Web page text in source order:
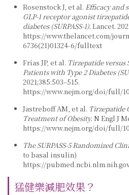
Rosenstock J, et al. Efficacy and
GLP‑1 receptor agonist
diabetes (SURPASS‑1). Lancet.
https://www.thelancet.com/
6736(21)01324-6/fulltext
Frías JP, et al. Tirzepatide versus
Patients with Type 2 Diabetes
2021;385:503–515.
https://www.nejm.org/doi/full/
Jastreboff AM, et al. Tirzepatide
Treatment of Obesity. N Engl J
https://www.nejm.org/doi/full/
The SURPASS‑5 Randomized
to basal insulin)
https://
猛健樂減肥效果？